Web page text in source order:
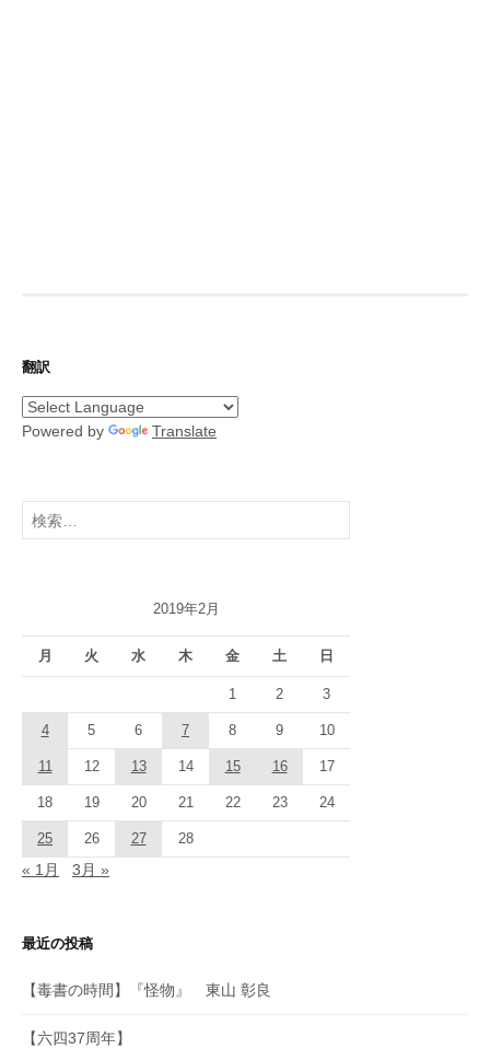
翻訳
Powered by Translate
検
索:
2019年2月
月 火 水 木 金 土 日
1 2 3
4 5 6 7 8 9 10
11 12 13 14 15 16 17
18 19 20 21 22 23 24
25 26 27 28
« 1月 3月 »
最近の投稿
【毒書の時間】『怪物』 東山 彰良
【六四37周年】